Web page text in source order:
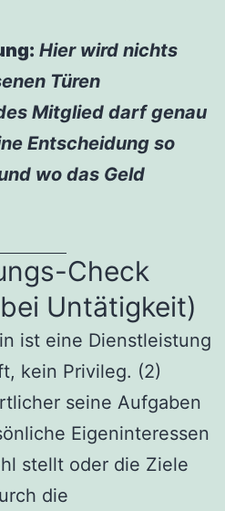
Hier wird nichts
Türen
Mitglied darf genau
Entscheidung so
wo das Geld
Check
Untätigkeit)
ist eine Dienstleistung
kein Privileg. (2)
seine Aufgaben
Eigeninteressen
stellt oder die Ziele
die